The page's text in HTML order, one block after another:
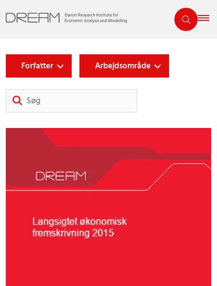
Forfatter Arbejdsområde